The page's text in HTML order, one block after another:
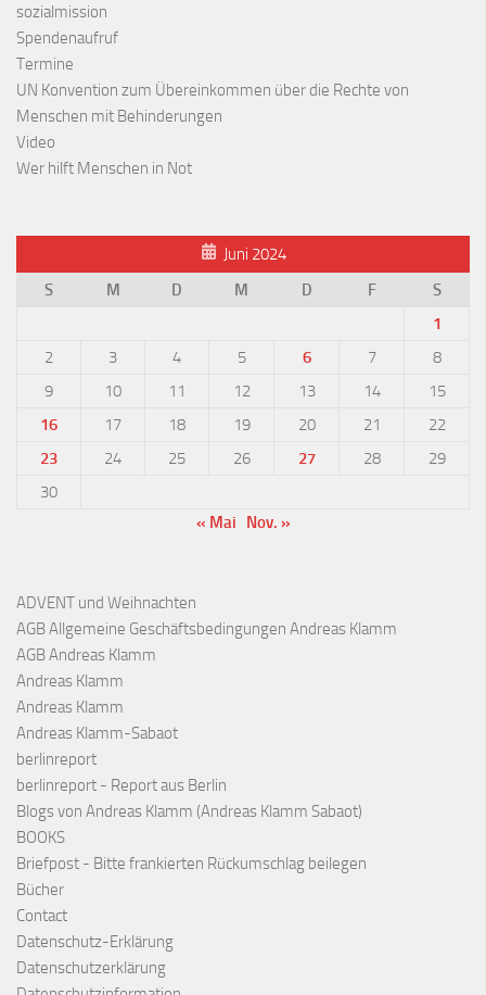
sozialmission
Spendenaufruf
Termine
UN Konvention zum Übereinkommen über die Rechte von
Menschen mit Behinderungen
Video
Wer hilft Menschen in Not
Juni 2024
S
M D M D F
S
1
2
3 4 5 6 7
8
9
10 11 12 13 14
15
16
17 18 19 20 21
22
23
24 25 26 27 28
29
30
« Mai
Nov. »
ADVENT und Weihnachten
AGB Allgemeine Geschäftsbedingungen Andreas Klamm
AGB Andreas Klamm
Andreas Klamm
Andreas Klamm
Andreas Klamm-Sabaot
berlinreport
berlinreport - Report aus Berlin
Blogs von Andreas Klamm (Andreas Klamm Sabaot)
BOOKS
Briefpost - Bitte frankierten Rückumschlag beilegen
Bücher
Contact
Datenschutz-Erklärung
Datenschutzerklärung